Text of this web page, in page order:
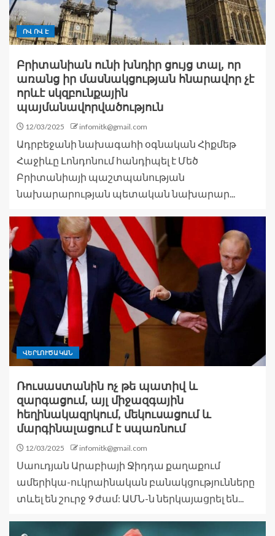
ՈՎ ՈՎ Է
Բրիտանիան ունի խնդիր ցույց տալ, որ
առանց իր մասնակցության հնարավոր չէ
որևէ սկզբունքային
պայմանավորվածություն
12/03/2025 infomitk@gmail.com
Ադրբեջանի նախագահի օգնական Հիքմեթ
Հաջիևը Լոնդոնում հանդիպել է Մեծ
Բրիտանիայի պաշտպանության
նախարարության պետական նախարար...
ՎԵՐԼՈՒԾԱԿԱՆ
Ռուսաստանին ոչ թե պատիվ և
զարգացում, այլ միջազգային
հեղինակազրկում, մեկուսացում և
մարգինալացում է սպառնում
12/03/2025 infomitk@gmail.com
Սաուդյան Արաբիայի Ջիդդա քաղաքում
ամերիկա-ուկրաինական բանակցությունները
տևել են շուրջ 9 ժամ: ԱՄՆ-ն ներկայացրել են...